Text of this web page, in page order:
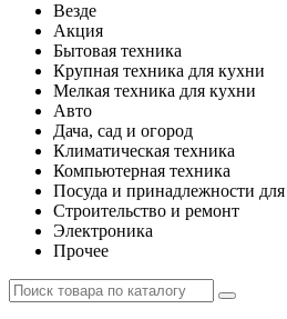
Везде
Акция
Бытовая техника
Крупная техника для кухни
Мелкая техника для кухни
Авто
Дача, сад и огород
Климатическая техника
Компьютерная техника
Посуда и принадлежности для
Строительство и ремонт
Электроника
Прочее